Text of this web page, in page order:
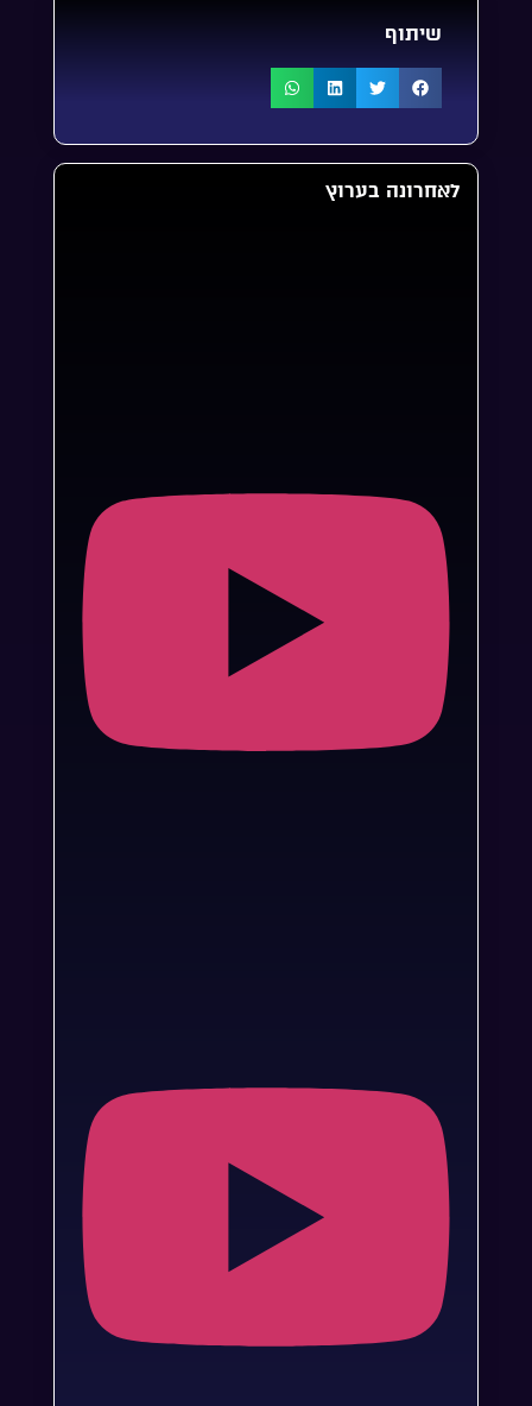
שיתוף
לאחרונה בערוץ